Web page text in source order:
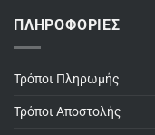
ΠΛΗΡΟΦΟΡΊΕΣ
Τρόποι Πληρωμής
Τρόποι Αποστολής